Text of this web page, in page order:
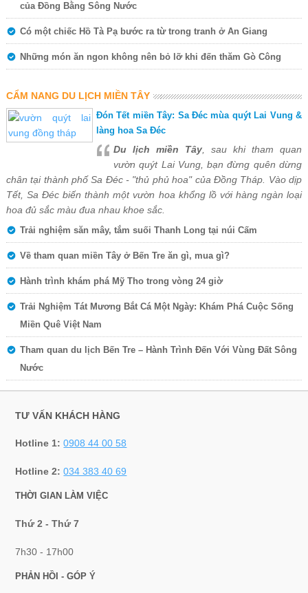
của Đồng Bằng Sông Nước
Có một chiếc Hồ Tà Pạ bước ra từ trong tranh ở An Giang
Những món ăn ngon không nên bỏ lỡ khi đến thăm Gò Công
CẨM NANG DU LỊCH MIỀN TÂY
Đón Tết miền Tây: Sa Đéc mùa quýt Lai Vung &
làng hoa Sa Đéc
Du lịch miền Tây , sau khi tham quan
vườn quýt Lai Vung, bạn đừng quên dừng
chân tại thành phố Sa Đéc - "thủ phủ hoa" của Đồng Tháp. Vào dịp
Tết, Sa Đéc biến thành một vườn hoa khổng lồ với hàng ngàn loại
hoa đủ sắc màu đua nhau khoe sắc.
Trải nghiệm săn mây, tắm suối Thanh Long tại núi Cấm
Về tham quan miền Tây ở Bến Tre ăn gì, mua gì?
Hành trình khám phá Mỹ Tho trong vòng 24 giờ
Trải Nghiệm Tát Mương Bắt Cá Một Ngày: Khám Phá Cuộc Sống
Miền Quê Việt Nam
Tham quan du lịch Bến Tre – Hành Trình Đến Với Vùng Đất Sông
Nước
TƯ VẤN KHÁCH HÀNG
Hotline 1:0908 44 00 58
Hotline 2:034 383 40 69
THỜI GIAN LÀM VIỆC
Thứ 2 - Thứ 7
7h30 - 17h00
PHẢN HỒI - GÓP Ý